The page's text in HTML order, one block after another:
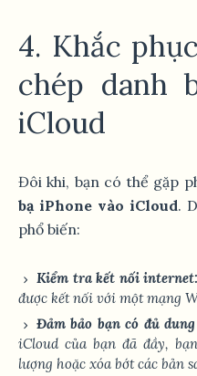
4. Khắc
chép danh
iCloud
Đôi khi, bạn có thể gặp
bạ iPhone vào iCloud.
phổ biến:
Kiểm tra kết nối internet:
được kết nối với một mạng
Đảm bảo bạn có đủ
iCloud của bạn đã đầy,
lượng hoặc xóa bớt các bản